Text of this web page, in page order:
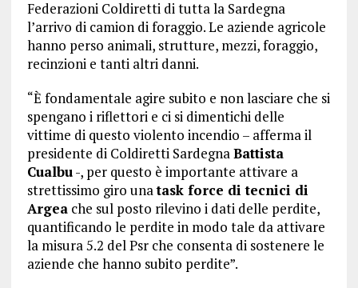
Federazioni Coldiretti di tutta la Sardegna
l’arrivo di camion di foraggio. Le aziende agricole
hanno perso animali, strutture, mezzi, foraggio,
recinzioni e tanti altri danni.
“È fondamentale agire subito e non lasciare che si
spengano i riflettori e ci si dimentichi delle
vittime di questo violento incendio – afferma il
presidente di Coldiretti SardegnaBattista
Cualbu-, per questo è importante attivare a
strettissimo giro unatask force di tecnici di
Argeache sul posto rilevino i dati delle perdite,
quantificando le perdite in modo tale da attivare
la misura 5.2 del Psr che consenta di sostenere le
aziende che hanno subito perdite”.